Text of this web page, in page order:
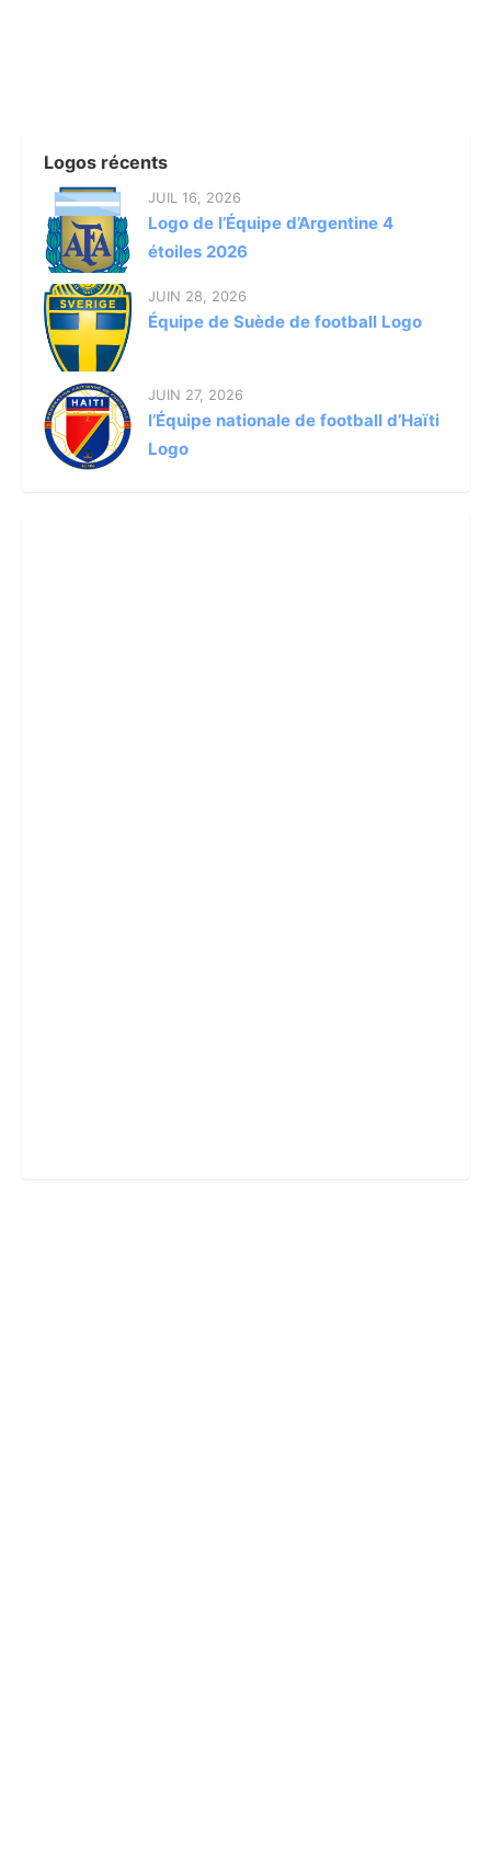
Logos récents
JUIL 16, 2026
Logo de l’Équipe d’Argentine 4
étoiles 2026
JUIN 28, 2026
Équipe de Suède de football Logo
JUIN 27, 2026
l’Équipe nationale de football d’Haïti
Logo